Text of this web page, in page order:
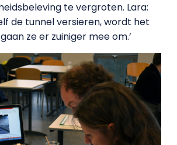
te vergroten. Lara:
de tunnel versieren, wordt het
ze er zuiniger mee om.’